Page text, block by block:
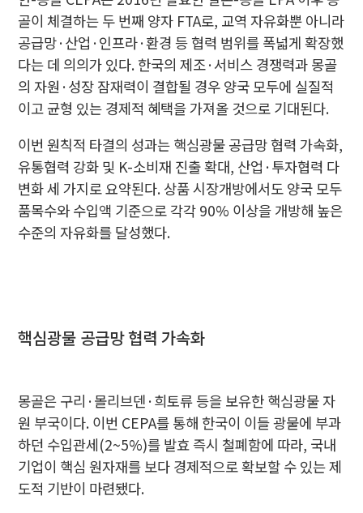
골이 체결하는 두 번째 양자 FTA로, 교역 자유화뿐 아니라
공급망·산업·인프라·환경 등 협력 범위를 폭넓게 확장했
다는 데 의의가 있다. 한국의 제조·서비스 경쟁력과 몽골
의 자원·성장 잠재력이 결합될 경우 양국 모두에 실질적
이고 균형 있는 경제적 혜택을 가져올 것으로 기대된다.
이번 원칙적 타결의 성과는 핵심광물 공급망 협력 가속화,
유통협력 강화 및 K-소비재 진출 확대, 산업·투자협력 다
변화 세 가지로 요약된다. 상품 시장개방에서도 양국 모두
품목수와 수입액 기준으로 각각 90% 이상을 개방해 높은
수준의 자유화를 달성했다.
핵심광물 공급망 협력 가속화
몽골은 구리·몰리브덴·희토류 등을 보유한 핵심광물 자
원 부국이다. 이번 CEPA를 통해 한국이 이들 광물에 부과
하던 수입관세(2~5%)를 발효 즉시 철폐함에 따라, 국내
기업이 핵심 원자재를 보다 경제적으로 확보할 수 있는 제
도적 기반이 마련됐다.